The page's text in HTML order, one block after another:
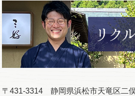
〒431-3314 静岡県浜松市天竜区二